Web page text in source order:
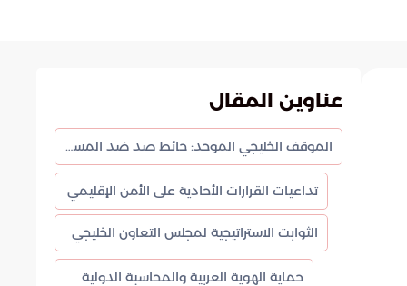
عناوين المقال
الموقف الخليجي الموحد: حائط صد ضد المساس بالقدس وسيادة الصومال
تداعيات القرارات الأحادية على الأمن الإقليمي
الثوابت الاستراتيجية لمجلس التعاون الخليجي
حماية الهوية العربية والمحاسبة الدولية